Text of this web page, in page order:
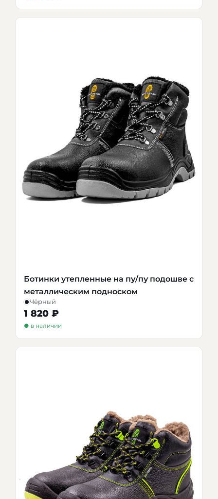
Ботинки утепленные на пу/пу подошве с
металлическим подноском
Чёрный
1 820 ₽
● в наличии